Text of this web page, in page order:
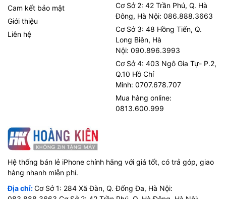
Cam kết bảo mật
Giới thiệu
Liên hệ
Cơ Sở 2: 42 Trần Phú, Q. Hà
Đông, Hà Nội: 086.888.3663
Cơ Sở 3: 48 Hồng Tiến, Q.
Long Biên, Hà
Nội: 090.896.3993
Cơ Sở 4: 403 Ngô Gia Tự- P.2,
Q.10 Hồ Chí
Minh: 0707.678.707
Mua hàng online:
0813.600.999
Hệ thống bán lẻ iPhone chính hãng với giá tốt, có trả góp, giao
hàng nhanh miễn phí.
Địa chỉ:Cơ Sở 1: 284 Xã Đàn, Q. Đống Đa, Hà Nội: